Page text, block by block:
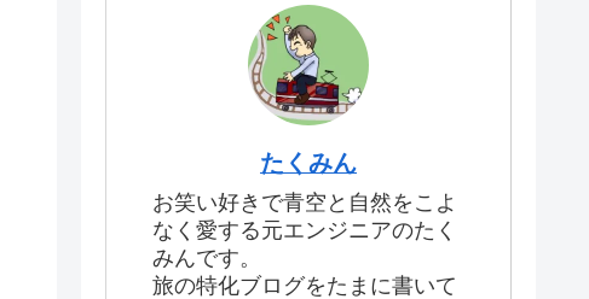
たくみん
お笑い好きで青空と自然をこよ
なく愛する元エンジニアのたく
みんです。
旅の特化ブログをたまに書いて